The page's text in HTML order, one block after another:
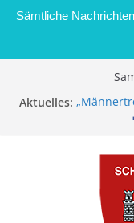
Sämtliche
Aktuelles:
der
Brand in
Kontrolle
Stadt